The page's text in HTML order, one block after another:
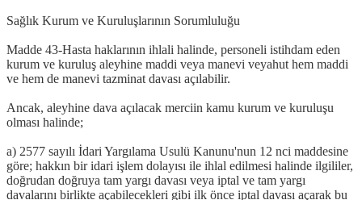
Sağlık Kurum ve Kuruluşlarının Sorumluluğu
Madde 43-Hasta haklarının ihlali halinde, personeli istihdam eden
kurum ve kuruluş aleyhine maddi veya manevi veyahut hem maddi
ve hem de manevi tazminat davası açılabilir.
Ancak, aleyhine dava açılacak merciin kamu kurum ve kuruluşu
olması halinde;
a) 2577 sayılı İdari Yargılama Usulü Kanunu'nun 12 nci maddesine
göre; hakkın bir idari işlem dolayısı ile ihlal edilmesi halinde ilgililer,
doğrudan doğruya tam yargı davası veya iptal ve tam yargı
davalarını birlikte açabilecekleri gibi ilk önce iptal davası açarak bu